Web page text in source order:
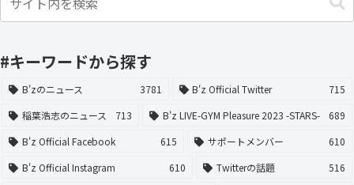
#キーワードから探す
B'zのニュース 3781 B'z Official Twitter
715
稲葉浩志のニュース
713 B'z LIVE-GYM Pleasure 2023 -STARS-
689
B'z Official Facebook
615 サポートメンバー
610
B'z Official Instagram
610 Twitterの話題
516